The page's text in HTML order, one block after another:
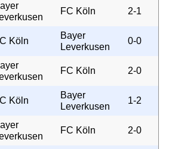
FC Köln 2-1
Köln
Bayer
Leverkusen
0-0
FC Köln 2-0
Köln
Bayer
Leverkusen
1-2
FC Köln 2-0